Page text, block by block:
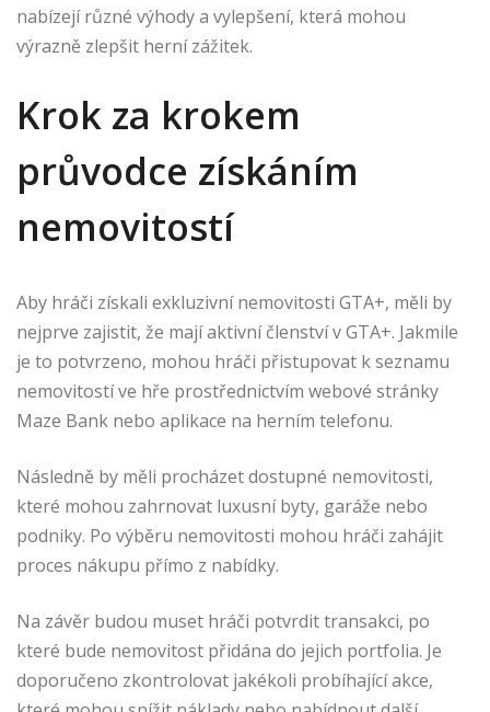
nabízejí různé výhody a vylepšení, která mohou
výrazně zlepšit herní zážitek.
Krok za krokem
průvodce získáním
nemovitostí
Aby hráči získali exkluzivní nemovitosti GTA+, měli by
nejprve zajistit, že mají aktivní členství v GTA+. Jakmile
je to potvrzeno, mohou hráči přistupovat k seznamu
nemovitostí ve hře prostřednictvím webové stránky
Maze Bank nebo aplikace na herním telefonu.
Následně by měli procházet dostupné nemovitosti,
které mohou zahrnovat luxusní byty, garáže nebo
podniky. Po výběru nemovitosti mohou hráči zahájit
proces nákupu přímo z nabídky.
Na závěr budou muset hráči potvrdit transakci, po
které bude nemovitost přidána do jejich portfolia. Je
doporučeno zkontrolovat jakékoli probíhající akce,